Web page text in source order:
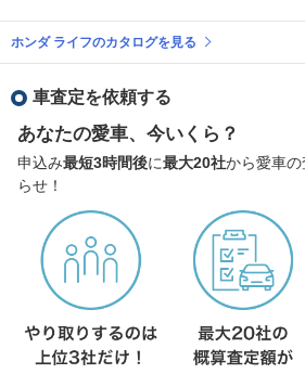
ホンダ ライフのカタログを見る
車査定を依頼する
あなたの愛車、今いくら？
申込み最短3時間後に最大20社から愛車
らせ！